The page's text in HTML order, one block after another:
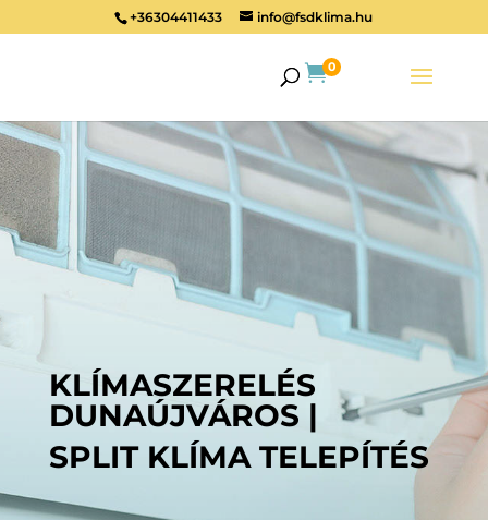
+36304411433 info@fsdklima.hu
0
KLÍMASZERELÉS
DUNAÚJVÁROS |
SPLIT KLÍMA TELEPÍTÉS